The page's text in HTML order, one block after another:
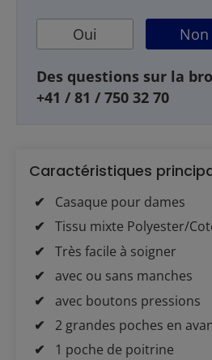
Oui Non
Des questions sur la
+41 / 81 / 750 32 70
Caractéristiques
Casaque pour dames
Tissu mixte Polyester/
Très facile à soigner
avec ou sans manches
avec boutons pressions
2 grandes poches en
1 poche de poitrine